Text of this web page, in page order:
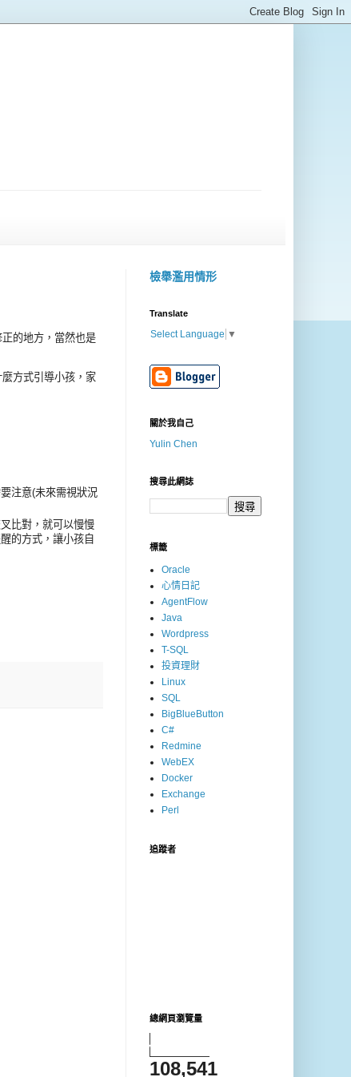
的地方，當然也是
方式引導小孩，家
注意(未來需視狀況
比對，就可以慢慢
的方式，讓小孩自
檢舉濫用情形
Translate
Select Language ▼
關於我自己
Yulin Chen
搜尋此網誌
標籤
Oracle
心情日記
AgentFlow
Java
Wordpress
T-SQL
投資理財
Linux
SQL
BigBlueButton
C#
Redmine
WebEX
Docker
Exchange
Perl
追蹤者
總網頁瀏覽量
108,541